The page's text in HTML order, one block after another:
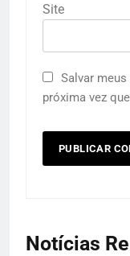
Site
Salvar
próxima vez
Notícias